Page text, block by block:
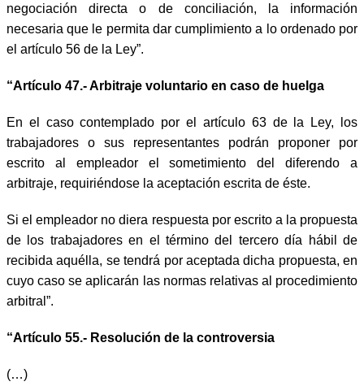
negociación directa o de conciliación, la información
necesaria que le permita dar cumplimiento a lo ordenado por
el artículo 56 de la Ley”.
“Artículo 47.- Arbitraje voluntario en caso de huelga
En el caso contemplado por el artículo 63 de la Ley, los
trabajadores o sus representantes podrán proponer por
escrito al empleador el sometimiento del diferendo a
arbitraje, requiriéndose la aceptación escrita de éste.
Si el empleador no diera respuesta por escrito a la propuesta
de los trabajadores en el término del tercero día hábil de
recibida aquélla, se tendrá por aceptada dicha propuesta, en
cuyo caso se aplicarán las normas relativas al procedimiento
arbitral”.
“Artículo 55.- Resolución de la controversia
(…)